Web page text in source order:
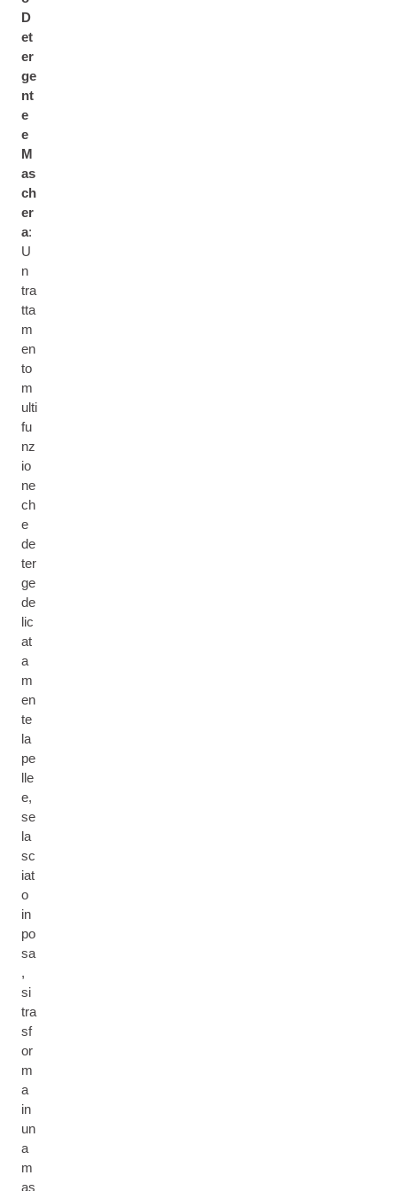
D
et
er
ge
nt
e
e
M
as
ch
er
a:
U
n
tra
tta
m
en
to
m
ulti
fu
nz
io
ne
ch
e
de
ter
ge
de
lic
at
a
m
en
te
la
pe
lle
e,
se
la
sc
iat
o
in
po
sa
,
si
tra
sf
or
m
a
in
un
a
m
as